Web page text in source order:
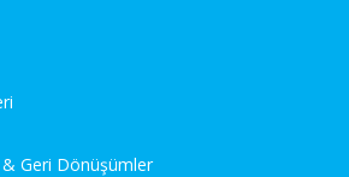
Geri Dönüşümler